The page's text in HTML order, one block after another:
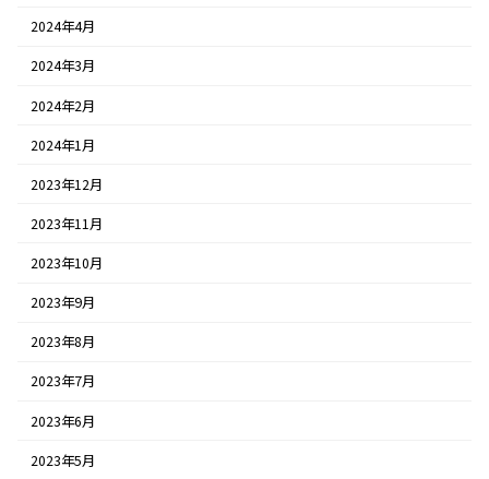
2024年4月
2024年3月
2024年2月
2024年1月
2023年12月
2023年11月
2023年10月
2023年9月
2023年8月
2023年7月
2023年6月
2023年5月